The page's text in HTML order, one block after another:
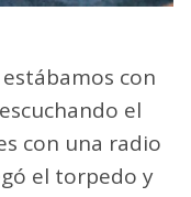
con
el
con una radio
el torpedo y